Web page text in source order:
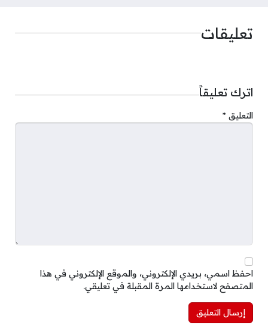
تعليقات
اترك تعليقاً
التعليق *
احفظ اسمي، بريدي الإلكتروني، والموقع الإلكتروني في هذا
المتصفح لاستخدامها المرة المقبلة في تعليقي.